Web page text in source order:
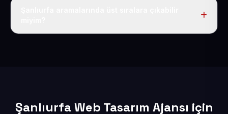
Şanlıurfa Web Tasarım Ajansı için